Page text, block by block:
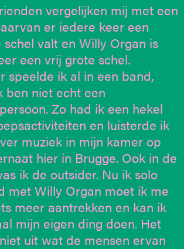
vergelijken mij met een
er iedere keer een
schel valt en Willy Organ is
een vrij grote schel.
speelde ik al in een band,
ben niet echt een
Zo had ik een hekel
en luisterde ik
muziek in mijn kamer op
hier in Brugge. Ook in de
ik de outsider. Nu ik solo
met Willy Organ moet ik me
meer aantrekken en kan ik
mijn eigen ding doen. Het
uit wat de mensen ervan